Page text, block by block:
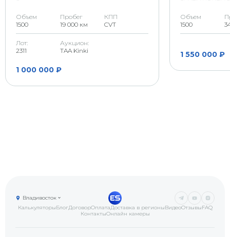
G
Скол на стекле (возможна
трещина)
Объем
1500
Пробег
19 000 км
КПП
CVT
Лот:
2311
Аукцион:
TAA Kinki
1 000 000 ₽
Объем
1500
1 550 000 ₽
КалькуляторыБлогДоговорОплатаДоставка в регионыВидеоОтзывыFAQ
КонтактыОнлайн камеры
Владивосток